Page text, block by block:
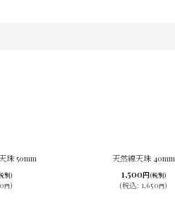
珠 50mm
別)
円)
天然線天珠 40mm
1,500円(税別)
(税込: 1,650円)